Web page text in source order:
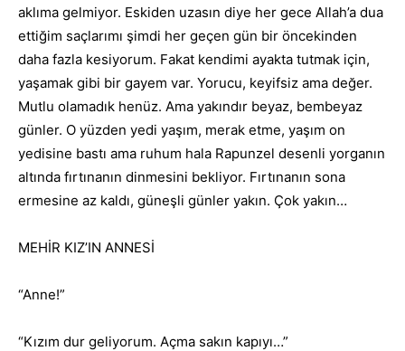
aklıma gelmiyor. Eskiden uzasın diye her gece Allah’a dua
ettiğim saçlarımı şimdi her geçen gün bir öncekinden
daha fazla kesiyorum. Fakat kendimi ayakta tutmak için,
yaşamak gibi bir gayem var. Yorucu, keyifsiz ama değer.
Mutlu olamadık henüz. Ama yakındır beyaz, bembeyaz
günler. O yüzden yedi yaşım, merak etme, yaşım on
yedisine bastı ama ruhum hala Rapunzel desenli yorganın
altında fırtınanın dinmesini bekliyor. Fırtınanın sona
ermesine az kaldı, güneşli günler yakın. Çok yakın…
MEHİR KIZ’IN ANNESİ
“Anne!”
“Kızım dur geliyorum. Açma sakın kapıyı…”